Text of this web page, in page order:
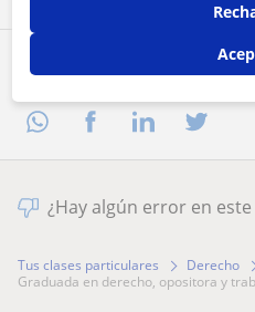
Comparte a este
¿Hay algún error en
Tus clases particulares Derecho
graduada en derecho, opositora y